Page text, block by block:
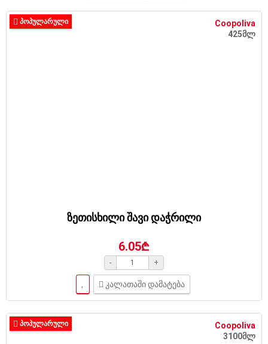
Coopoliva
425მლ
ᲞᲝᲞᲣᲚᲐᲠᲣᲚᲘ
ზეთისხილი შავი დაჭრილი
6.05₾
- +
კალათაში დამატება
Coopoliva
3100მლ
ᲞᲝᲞᲣᲚᲐᲠᲣᲚᲘ